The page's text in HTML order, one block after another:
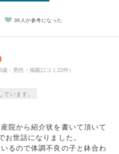
36人が参考になった
・男性・掲載口コミ22件）
ています。
院から紹介状を書いて頂いて
世話になりました。
るので体調不良の子と鉢合わ